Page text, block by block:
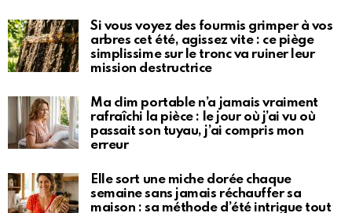
Si vous voyez des fourmis grimper à vos
arbres cet été, agissez vite : ce piège
simplissime sur le tronc va ruiner leur
mission destructrice
Ma clim portable n’a jamais vraiment
rafraîchi la pièce : le jour où j’ai vu où
passait son tuyau, j’ai compris mon
erreur
Elle sort une miche dorée chaque
semaine sans jamais réchauffer sa
maison : sa méthode d’été intrigue tout